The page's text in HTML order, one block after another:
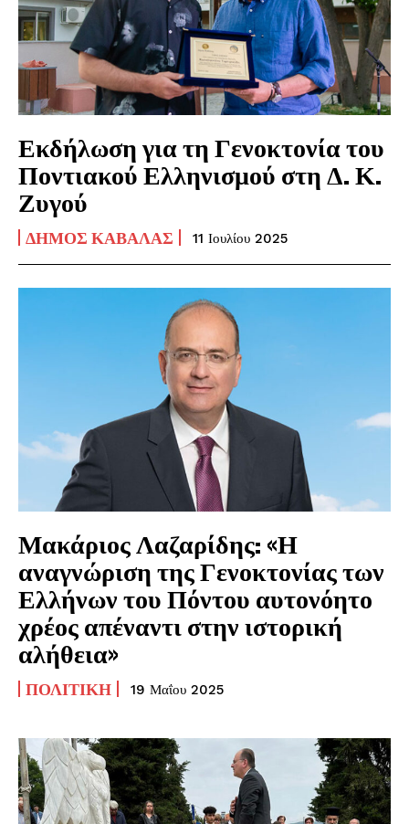
Εκδήλωση για τη Γενοκτονία του
Ποντιακού Ελληνισμού στη Δ. Κ.
Ζυγού
ΔΉΜΟΣ ΚΑΒΆΛΑΣ 11 Ιουλίου 2025
Μακάριος Λαζαρίδης: «Η
αναγνώριση της Γενοκτονίας των
Ελλήνων του Πόντου αυτονόητο
χρέος απέναντι στην ιστορική
αλήθεια»
ΠΟΛΙΤΙΚΉ 19 Μαΐου 2025